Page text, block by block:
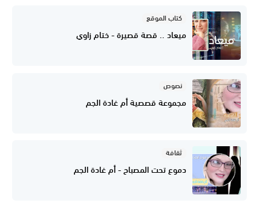
كتاب الموقع
ميعاد .. قصة قصيرة - ختام زاوي
نصوص
مجموعة قصصية أم غادة الجم
ثقافة
دموع تحت المصباح - أم غادة الجم